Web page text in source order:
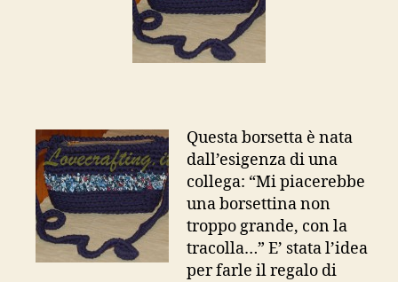
Questa borsetta è nata
dall’esigenza di una
collega: “Mi piacerebbe
una borsettina non
troppo grande, con la
tracolla…” E’ stata l’idea
per farle il regalo di